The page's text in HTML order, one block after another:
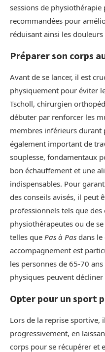
sessions de
recommandées pour
réduisant ainsi les douleurs
Préparer son corps
Avant de se lancer, il est
physiquement pour éviter
Tscholl, chirurgien
débuter par renforcer les
membres inférieurs durant
également important de
souplesse, fondamentaux
bon échauffement et une
indispensables. Pour
des conseils avisés, il peut
professionnels tels que des
physiothérapeutes ou de
telles que Pas à Pas dans le
accompagnement est
les personnes de 65-70
physiques peuvent
Opter pour un sport
Lors de la reprise sportive,
progressivement, en
corps pour se récupérer et